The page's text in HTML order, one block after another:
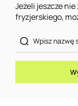
Jeżeli jeszcze
fryzjerskiego,